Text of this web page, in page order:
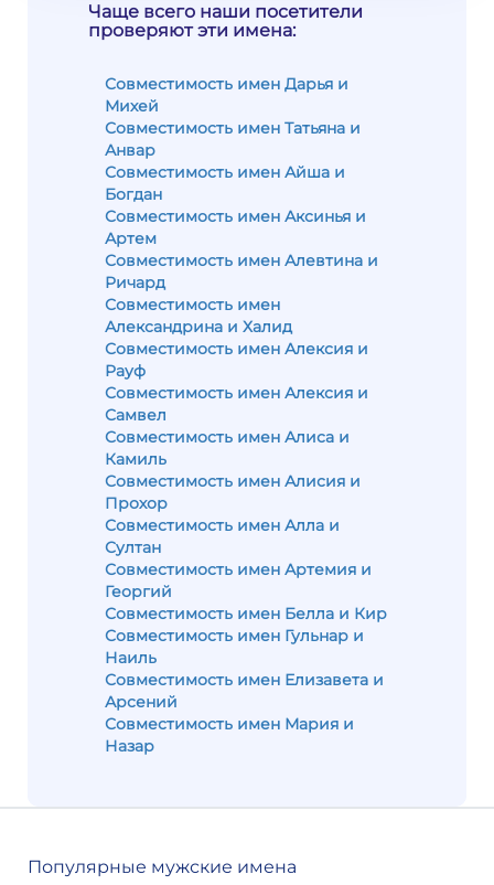
Чаще всего наши посетители
проверяют эти имена:
Совместимость имен Дарья и
Михей
Совместимость имен Татьяна и
Анвар
Совместимость имен Айша и
Богдан
Совместимость имен Аксинья и
Артем
Совместимость имен Алевтина и
Ричард
Совместимость имен
Александрина и Халид
Совместимость имен Алексия и
Рауф
Совместимость имен Алексия и
Самвел
Совместимость имен Алиса и
Камиль
Совместимость имен Алисия и
Прохор
Совместимость имен Алла и
Султан
Совместимость имен Артемия и
Георгий
Совместимость имен Белла и Кир
Совместимость имен Гульнар и
Наиль
Совместимость имен Елизавета и
Арсений
Совместимость имен Мария и
Назар
Популярные мужские имена